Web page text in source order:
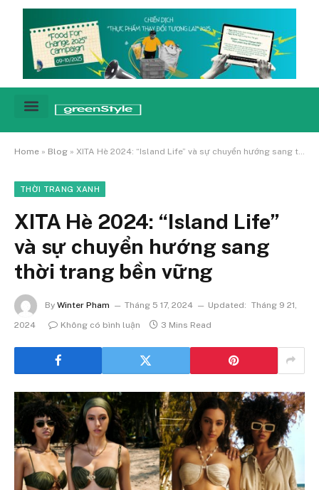
Home » Blog » XITA Hè 2024: “Island Life” và sự chuyển hướng sang thời trang bền vững
THỜI TRANG XANH
XITA Hè 2024: “Island Life”
và sự chuyển hướng sang
thời trang bền vững
By Winter Pham Tháng 5 17, 2024 Updated: Tháng 9 21,
2024
Không có bình luận 3 Mins Read